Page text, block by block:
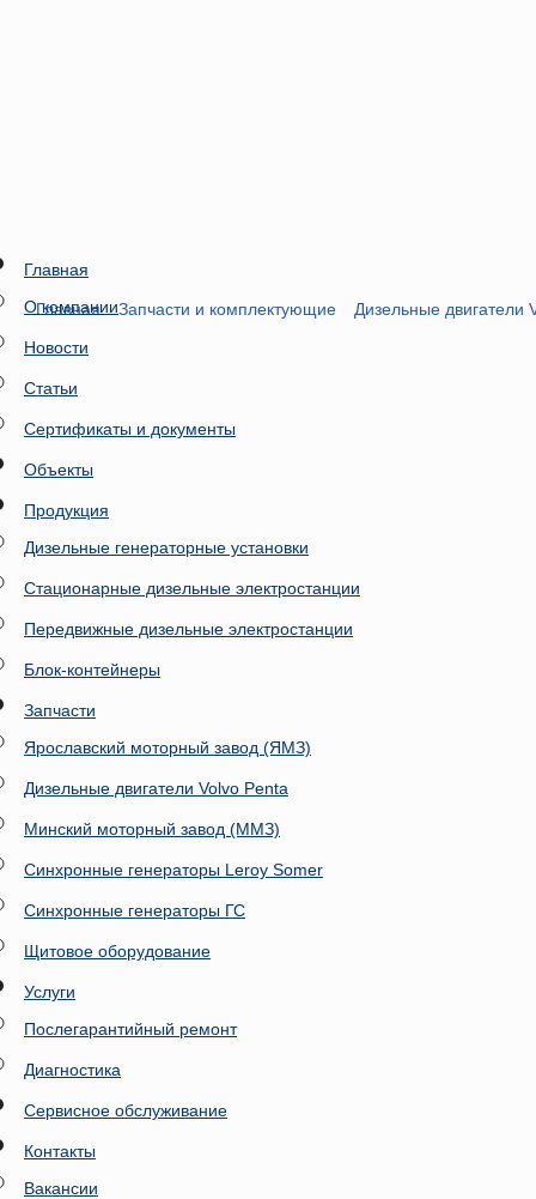
Главная
О компании
Новости
Статьи
Сертификаты и документы
Объекты
Продукция
Дизельные генераторные установки
Стационарные дизельные электростанции
Передвижные дизельные электростанции
Блок-контейнеры
Запчасти
Ярославский моторный завод (ЯМЗ)
Дизельные двигатели Volvo Penta
Минский моторный завод (ММЗ)
Синхронные генераторы Leroy Somer
Синхронные генераторы ГС
Щитовое оборудование
Услуги
Послегарантийный ремонт
Диагностика
Сервисное обслуживание
Контакты
Вакансии
Главная Запчасти и комплектующие Дизельные двигатели